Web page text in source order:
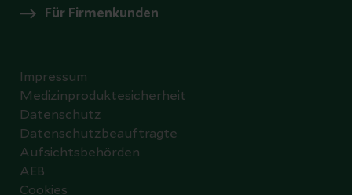
Für Firmenkunden
Impressum
Medizinproduktesicherheit
Datenschutz
Datenschutzbeauftragte
Aufsichtsbehörden
AEB
Cookies